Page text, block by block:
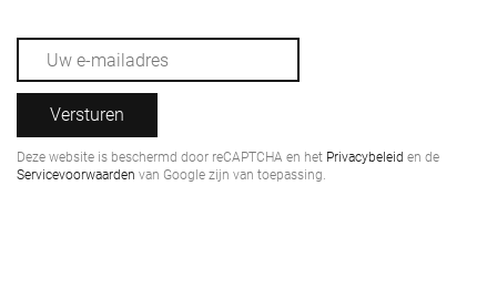
Versturen
Deze website is beschermd door reCAPTCHA en het Privacybeleid en de
Servicevoorwaarden van Google zijn van toepassing.